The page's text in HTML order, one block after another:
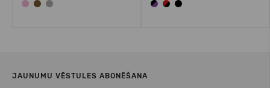
JAUNUMU VĒSTULES ABONĒŠANA